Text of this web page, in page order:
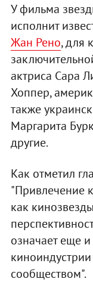
У фильма
исполнит
Жан Рено, для
актриса Сара
Хоппер,
также
Маргарита
другие.
Как отметил
"Привлечение
как
означает еще
сообществом".